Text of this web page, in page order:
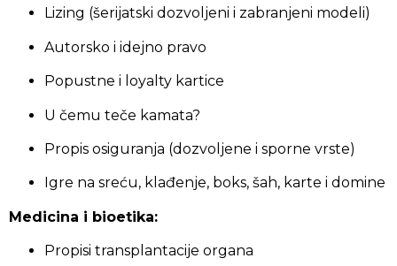
Lizing (šerijatski dozvoljeni i zabranjeni modeli)
Autorsko i idejno pravo
Popustne i loyalty kartice
U čemu teče kamata?
Propis osiguranja (dozvoljene i sporne vrste)
Igre na sreću, klađenje, boks, šah, karte i domine
Medicina i bioetika:
Propisi transplantacije organa